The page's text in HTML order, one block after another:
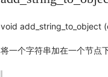
void add_string_to_object
将一个字符串加在一个节点